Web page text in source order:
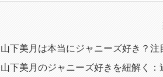
山下美月は本当にジャニーズ好き？注
山下美月のジャニーズ好きを紐解く：